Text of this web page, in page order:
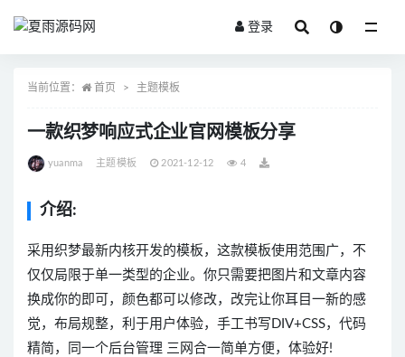
登录
当前位置： 首页 主题模板
一款织梦响应式企业官网模板分享
yuanma 主题模板 2021-12-12 4
介绍:
采用织梦最新内核开发的模板，这款模板使用范围广，不
仅仅局限于单一类型的企业。你只需要把图片和文章内容
换成你的即可，颜色都可以修改，改完让你耳目一新的感
觉，布局规整，利于用户体验，手工书写DIV+CSS，代码
精简，同一个后台管理 三网合一简单方便，体验好!